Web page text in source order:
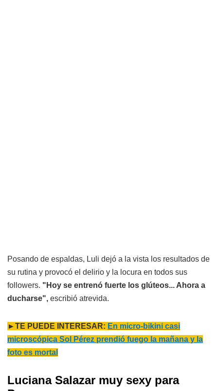
Posando de espaldas, Luli dejó a la vista los resultados de
su rutina y provocó el delirio y la locura en todos sus
followers. "Hoy se entrenó fuerte los glúteos... Ahora a
ducharse", escribió atrevida.
►TE PUEDE INTERESAR: En micro-bikini casi
microscópica Sol Pérez prendió fuego la mañana y la
foto es mortal
Luciana Salazar muy sexy para